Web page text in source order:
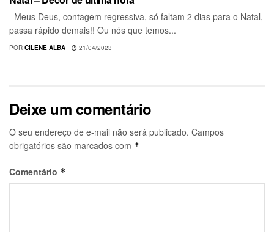
Meus Deus, contagem regressiva, só faltam 2 dias para o Natal,
passa rápido demais!! Ou nós que temos...
POR CILENE ALBA 21/04/2023
Deixe um comentário
O seu endereço de e-mail não será publicado. Campos
obrigatórios são marcados com *
Comentário *